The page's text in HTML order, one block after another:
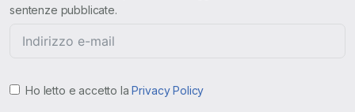
sentenze pubblicate.
Ho letto e accetto laPrivacy Policy